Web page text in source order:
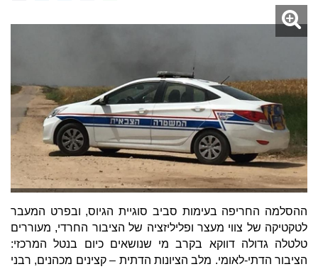
ההסלמה החריפה בעימות סביב סוגיית הגיוס, ובפרט המעבר
לטקטיקה של צווי מעצר ופליליזציה של הציבור החרדי, מעוררים
טלטלה גדולה דווקא בקרב מי שנושאים כיום בנטל המרכזי:
הציבור הדתי-לאומי. מלב הציונות הדתית – קצינים מכהנים, רבני